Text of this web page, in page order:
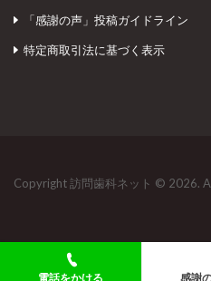
電話をかける 感謝
「感謝の声」投稿ガイドライン
特定商取引法に基づく表示
Copyright 訪問歯科ネット © 2026.